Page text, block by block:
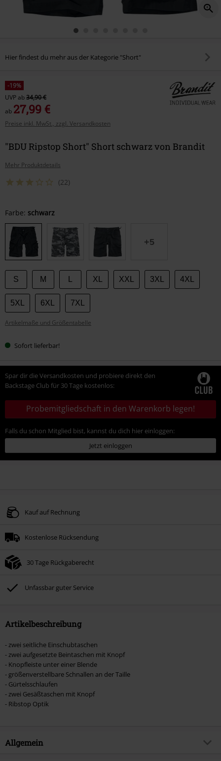
Hier findest du mehr aus der Kategorie "Short"
-19%
UVPab34,90 €
ab 27,99 €
Preise inkl. MwSt., zzgl. Versandkosten
"BDU Ripstop Short" Short schwarz von Brandit
Mehr Produktdetails
(22)
Wähle
deine
Größe
Farbe: schwarz
+5
S M XL XXL 3XL 4XL
5XL 6XL 7XL
Artikelmaße und Größentabelle
Sofort lieferbar!
Spar dir die Versandkosten und probiere direkt den
Backstage Club für 30 Tage kostenlos:
Probemitgliedschaft in den Warenkorb legen!
Falls du schon Mitglied bist, kannst du dich hier einloggen:
Jetzt einloggen
Kauf auf Rechnung
Kostenlose Rücksendung
30 Tage Rückgaberecht
Unfassbar guter Service
Artikelbeschreibung
- zwei seitliche Einschubtaschen
- zwei aufgesetzte Beintaschen mit Knopf
- Knopfleiste unter einer Blende
- größenverstellbare Schnallen an der Taille
- Gürtelsschlaufen
- zwei Gesäßtaschen mit Knopf
- Ribstop Optik
Allgemein